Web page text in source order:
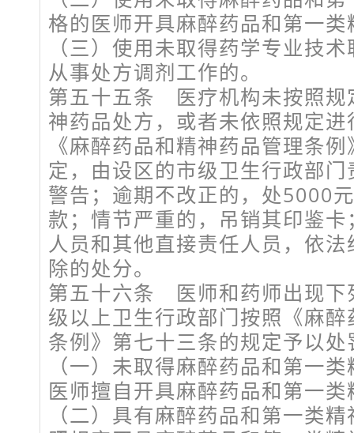
格的医师开具麻醉药品和第一
（三）使用未取得药学专业技
从事处方调剂工作的。
第五十五条 医疗机构未按照规
神药品处方，或者未依照规定
《麻醉药品和精神药品管理条
定，由设区的市级卫生行政部
警告；逾期不改正的，处5000
款；情节严重的，吊销其印鉴
人员和其他直接责任人员，依
除的处分。
第五十六条 医师和药师出现下
级以上卫生行政部门按照《麻
条例》第七十三条的规定予以处
（一）未取得麻醉药品和第一
医师擅自开具麻醉药品和第一
（二）具有麻醉药品和第一类